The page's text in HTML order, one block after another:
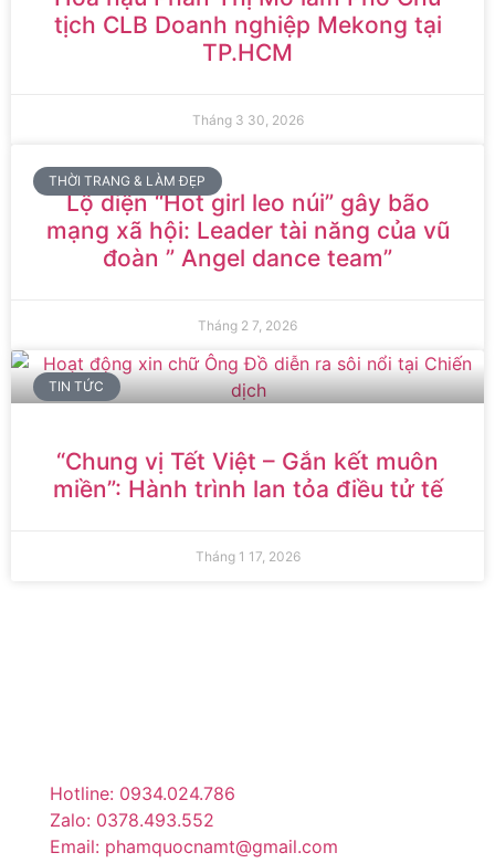
tịch CLB Doanh nghiệp Mekong tại
TP.HCM
Tháng 3 30, 2026
THỜI TRANG & LÀM ĐẸP
Lộ diện “Hot girl leo núi” gây bão
mạng xã hội: Leader tài năng của vũ
đoàn ” Angel dance team”
Tháng 2 7, 2026
TIN TỨC
“Chung vị Tết Việt – Gắn kết muôn
miền”: Hành trình lan tỏa điều tử tế
Tháng 1 17, 2026
Hotline: 0934.024.786
Zalo: 0378.493.552
Email: phamquocnamt@gmail.com